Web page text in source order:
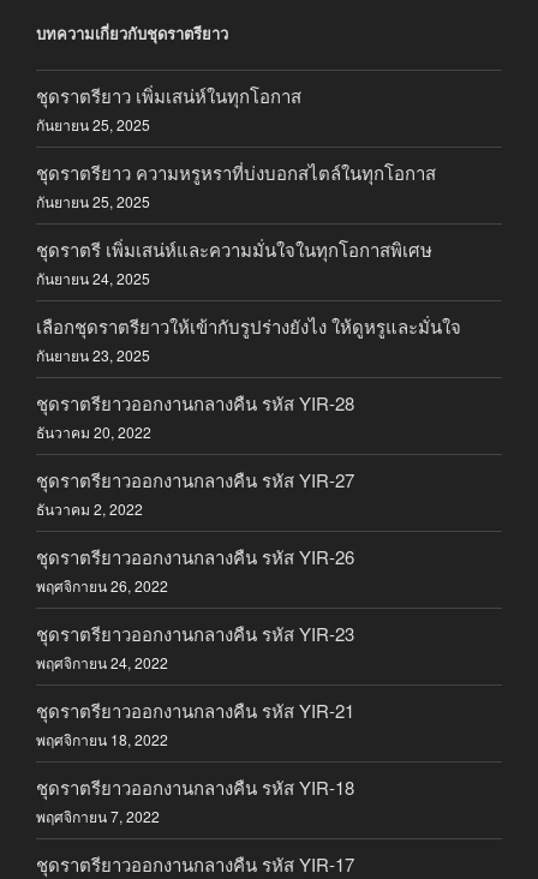
บทความเกี่ยวกับชุดราตรียาว
ชุดราตรียาว เพิ่มเสน่ห์ในทุกโอกาส
กันยายน 25, 2025
ชุดราตรียาว ความหรูหราที่บ่งบอกสไตล์ในทุกโอกาส
กันยายน 25, 2025
ชุดราตรี เพิ่มเสน่ห์และความมั่นใจในทุกโอกาสพิเศษ
กันยายน 24, 2025
เลือกชุดราตรียาวให้เข้ากับรูปร่างยังไง ให้ดูหรูและมั่นใจ
กันยายน 23, 2025
ชุดราตรียาวออกงานกลางคืน รหัส YIR-28
ธันวาคม 20, 2022
ชุดราตรียาวออกงานกลางคืน รหัส YIR-27
ธันวาคม 2, 2022
ชุดราตรียาวออกงานกลางคืน รหัส YIR-26
พฤศจิกายน 26, 2022
ชุดราตรียาวออกงานกลางคืน รหัส YIR-23
พฤศจิกายน 24, 2022
ชุดราตรียาวออกงานกลางคืน รหัส YIR-21
พฤศจิกายน 18, 2022
ชุดราตรียาวออกงานกลางคืน รหัส YIR-18
พฤศจิกายน 7, 2022
ชุดราตรียาวออกงานกลางคืน รหัส YIR-17